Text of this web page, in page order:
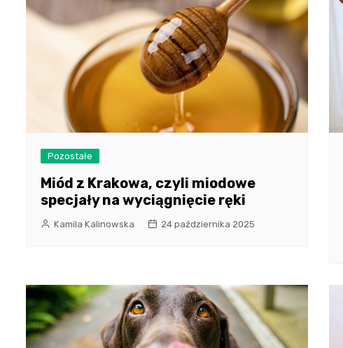
Pozostałe
Miód z Krakowa, czyli miodowe
specjały na wyciągnięcie ręki
Kamila Kalinowska 24 października 2025